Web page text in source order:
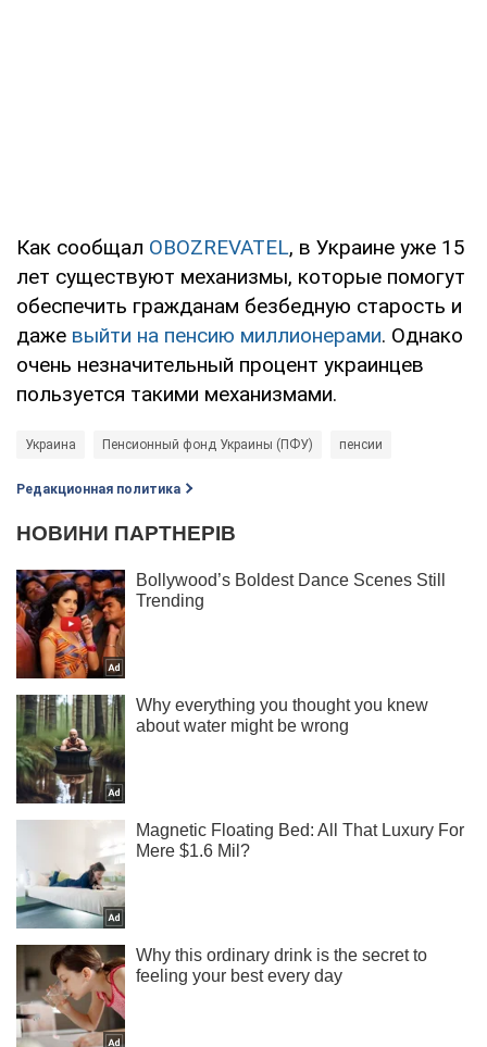
Как сообщал OBOZREVATEL, в Украине уже 15
лет существуют механизмы, которые помогут
обеспечить гражданам безбедную старость и
даже выйти на пенсию миллионерами. Однако
очень незначительный процент украинцев
пользуется такими механизмами.
Украина Пенсионный фонд Украины (ПФУ) пенсии
Редакционная политика